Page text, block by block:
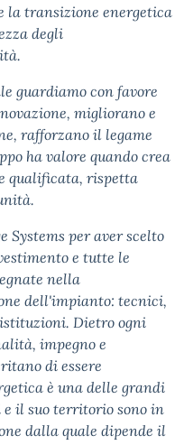
la transizione energetica
degli
guardiamo con favore
migliorano e
rafforzano il legame
ha valore quando crea
qualificata, rispetta
Systems per aver scelto
e tutte le
nella
dell'impianto: tecnici,
Dietro ogni
impegno e
di essere
è una delle grandi
il suo territorio sono in
dalla quale dipende il